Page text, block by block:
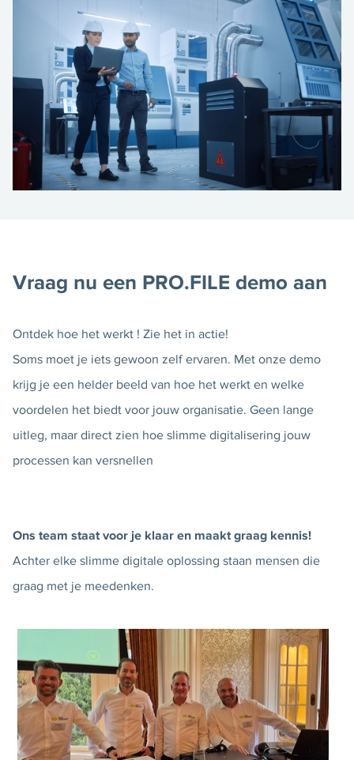
Vraag nu een PRO.FILE demo aan
Ontdek hoe het werkt ! Zie het in actie!
Soms moet je iets gewoon zelf ervaren. Met onze demo
krijg je een helder beeld van hoe het werkt en welke
voordelen het biedt voor jouw organisatie. Geen lange
uitleg, maar direct zien hoe slimme digitalisering jouw
processen kan versnellen
Ons team staat voor je klaar en maakt graag kennis!
Achter elke slimme digitale oplossing staan mensen die
graag met je meedenken.